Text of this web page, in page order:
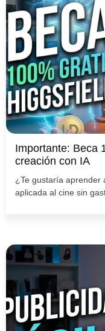
Importante: Beca
creación con IA
¿Te gustaría aprender
aplicada al cine sin